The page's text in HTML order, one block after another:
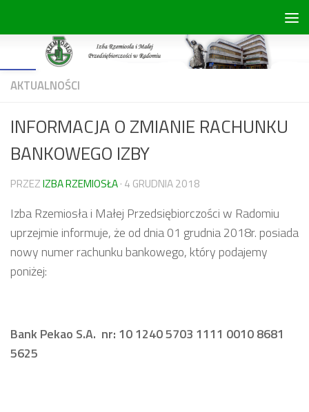
Open toolbar
AKTUALNOŚCI
INFORMACJA O ZMIANIE RACHUNKU
BANKOWEGO IZBY
PRZEZIZBA RZEMIOSŁA· 4 GRUDNIA 2018
Izba Rzemiosła i Małej Przedsiębiorczości w Radomiu
uprzejmie informuje, że od dnia 01 grudnia 2018r. posiada
nowy numer rachunku bankowego, który podajemy
poniżej:
Bank Pekao S.A. nr: 10 1240 5703 1111 0010 8681
5625